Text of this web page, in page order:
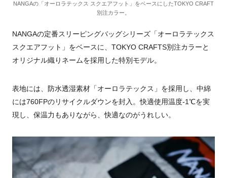
NANGAの「オーロラテックス スクエアフット」をベースにしたTOKYO CRAFT
別注カラー。
NANGAの定番スリーピングバッグシリーズ「オーロラテックス
スクエアフット」をベースに、TOKYO CRAFTS別注カラーと
オリジナル織りネームを採用した特別モデル。
表地には、防水透湿素材「オーロラテックス」を採用し、中綿
には760FPのリサイクルダウンを封入。快適使用温度-1℃を実
現し、保温力もありながら、快適なのがうれしい。